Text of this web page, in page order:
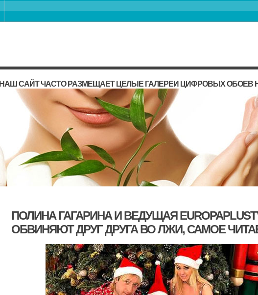
НАШ САЙТ ЧАСТО РАЗМЕЩАЕТ ЦЕЛЫЕ ГАЛЕРЕИ ЦИФРОВЫХ ОБОЕВ
ПОЛИНА ГАГАРИНА И ВЕДУЩАЯ
ОБВИНЯЮТ ДРУГ ДРУГА ВО ЛЖИ, САМОЕ